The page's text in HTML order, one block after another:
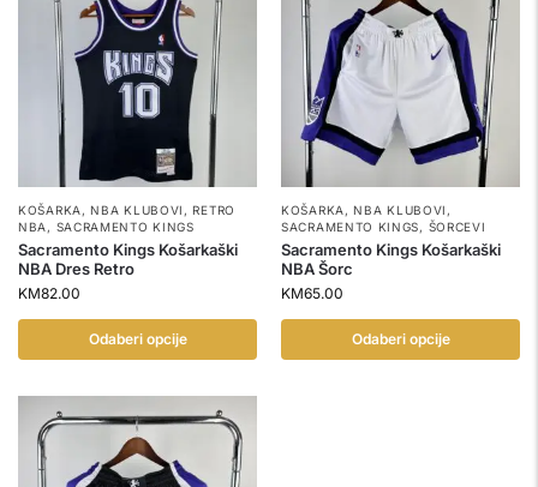
KOŠARKA ,NBA KLUBOVI ,RETRO
NBA , SACRAMENTO KINGS
Sacramento Kings Košarkaški
NBA Dres Retro
KM82.00
Odaberi opcije
KOŠARKA ,NBA KLUBOVI ,
SACRAMENTO KINGS, ŠORCEVI
Sacramento Kings Košarkaški
NBA Šorc
KM65.00
Odaberi opcije